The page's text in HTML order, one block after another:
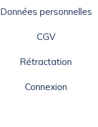
Données personnelles
CGV
Rétractation
Connexion